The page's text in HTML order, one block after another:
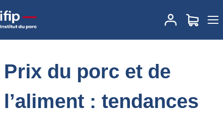
Accueil
Prix du porc et de l’aliment : tendances
baissières pour 2015
Prix du porc et de
l’aliment : tendances